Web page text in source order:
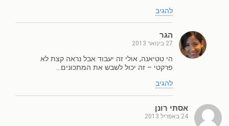
להגיב
הגר
27 בינואר 2013
הי טטיאנה, אולי זה יעבוד אבל נראה קצת לא
פרקטי – זה יכול לשבש את המתכונים…
להגיב
אסתי רונן
24 באפריל 2013